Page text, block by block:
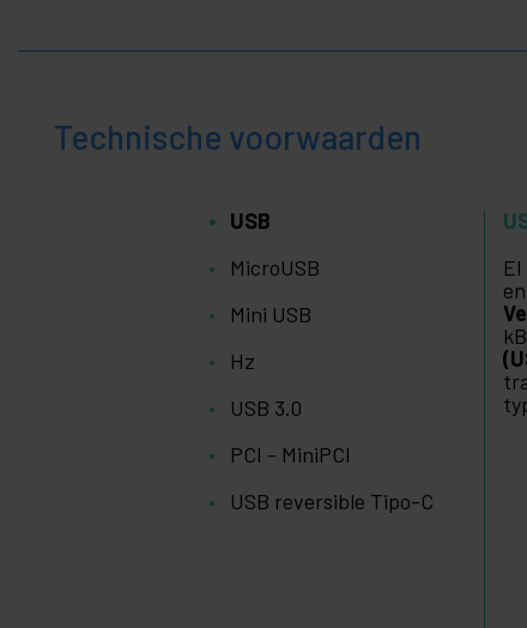
Technische voorwaarden
USB
MicroUSB
Mini USB
Hz
USB 3.0
PCI - MiniPCI
USB reversible Tipo-C